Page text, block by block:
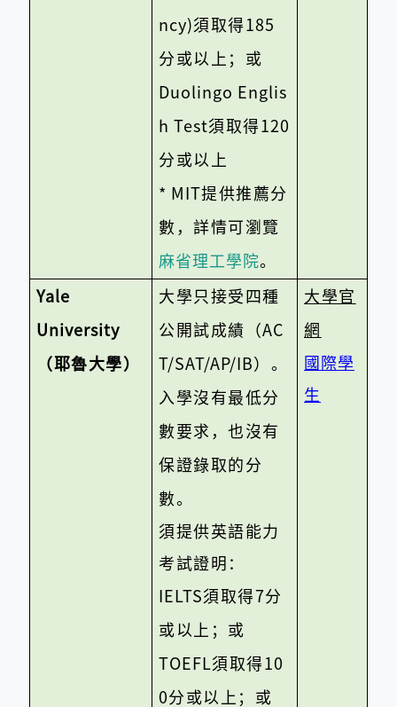
ncy)須取得 185
分或以上；或
Duolingo Englis
h Test須取得 120
分或以上
* MIT提供推薦分
數，詳情可瀏覽
麻省理工學院​。
Yale
University
（耶魯大學）
大學只接受四種
公開試成績（AC
T/SAT/AP/IB）。
入學沒有最低分
數要求，也沒有
保證錄取的分
數。
須提供英語能力
考試證明：
IELTS須取得7分
或以上；或
TOEFL 須取得 10
0分或以上；或
​大學官
網
國際學
生